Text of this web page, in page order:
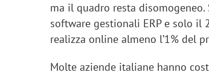
ma il quadro resta disomogeneo.
software gestionali ERP e solo il
realizza online almeno l’1% del
Molte aziende italiane hanno